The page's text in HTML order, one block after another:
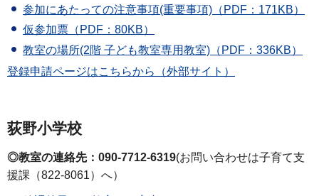
参加にあたっての注意事項(重要事項)（PDF：171KB）
仮参加票（PDF：80KB）
教室の場所(2階 子ども教室専用教室)（PDF：336KB）
登録申請ページはこちらから（外部サイト）
荻野小学校
◎教室の連絡先：090-7712-6319(お問い合わせは子育て支
援課（822-8061）へ）